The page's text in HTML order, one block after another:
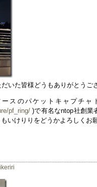
いた皆様どうもありがとうご
スのパケットキャプチャ
pf_ring/ )で有名なntop社創業
いけりりをどうかよろしくお
ikeriri